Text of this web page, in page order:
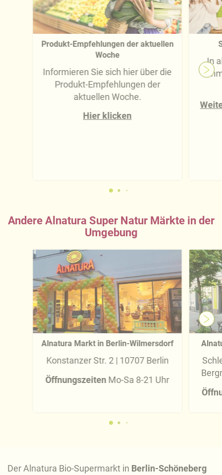
Produkt-Empfehlungen der aktuellen
Woche
Informieren Sie sich hier über die
Produkt-Empfehlungen der
aktuellen Woche.
Hier klicken
In
Andere Alnatura Super Natur Märkte in der
Umgebung
Alnatura Markt in Berlin-Wilmersdorf
Konstanzer Str. 2 | 10707 Berlin
Öffnungszeiten Mo-Sa 8-21 Uhr
Der Alnatura Bio-Supermarkt in Berlin-Schöneberg